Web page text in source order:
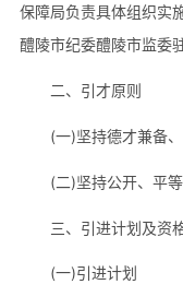
保障局负责具体组织实
醴陵市纪委醴陵市监委
二、引才原则
(一)坚持德才兼备
(二)坚持公开、平
三、引进计划及资
(一)引进计划